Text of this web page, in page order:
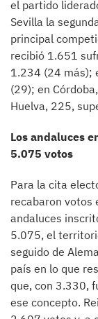
el partido
Sevilla la
principal
recibió 1.651
1.234 (24 más);
(29); en
Huelva, 225,
Los andaluces
5.075 votos
Para la cita
recabaron votos
andaluces
5.075, el
seguido de
país en lo que
que, con 3.330,
ese concepto.